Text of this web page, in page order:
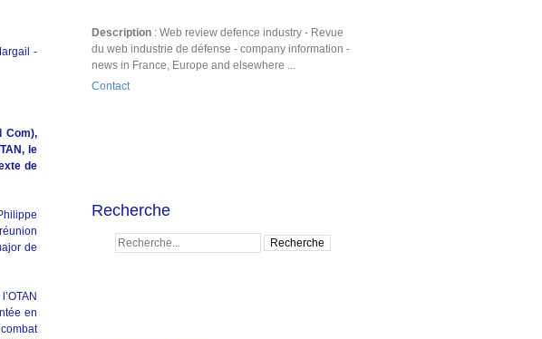
-
Com),
le
de
de
en
Description : Web review defence industry - Revue
du web industrie de défense - company information -
news in France, Europe and elsewhere ...
Contact
Recherche